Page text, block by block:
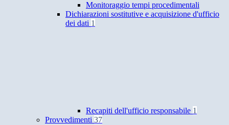
Monitoraggio tempi procedimentali
Dichiarazioni sostitutive e acquisizione d'ufficio
dei dati 1
Recapiti dell'ufficio responsabile 1
Provvedimenti 37